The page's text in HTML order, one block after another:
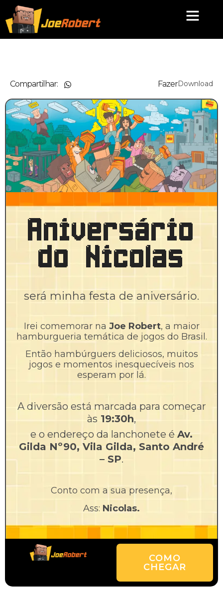
Compartilhar: FazerDownload
Aniversário
do Nicolas
será minha festa de aniversário.
Irei comemorar na Joe Robert, a maior
hamburgueria temática de jogos do Brasil.
Então hambúrguers deliciosos, muitos
jogos e momentos inesquecíveis nos
esperam por lá.
A diversão está marcada para começar
às 19:30h,
e o endereço da lanchonete éAv.
Gilda Nº90, Vila Gilda, Santo André
– SP.
Conto com a sua presença,
Ass: Nicolas.
COMO
CHEGAR